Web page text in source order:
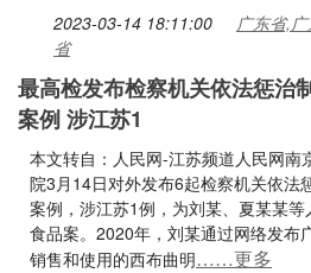
2023-03-14 18:11:00
广东省,
省
最高检发布检察机关依法惩治
案例 涉江苏1
本文转自：人民网-江苏频道人民网南
院3月14日对外发布6起检察机关依法
案例，涉江苏1例，为刘某、夏某某
食品案。2020年，刘某通过网络发布
销售和使用的西布曲明……更多